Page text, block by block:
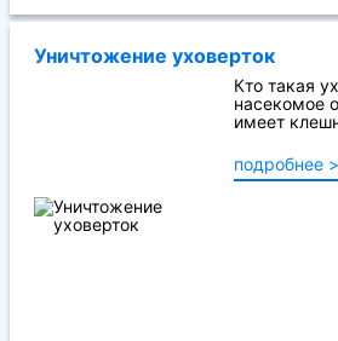
Уничтожение уховерток
Кто такая
насекомое
имеет
подробнее